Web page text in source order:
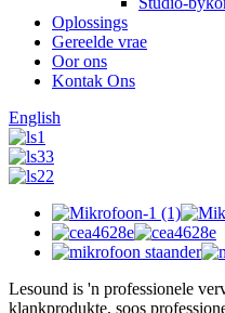
Oplossings
Gereelde vrae
Oor ons
Kontak Ons
English
Lesound is 'n professionele
klankprodukte, soos